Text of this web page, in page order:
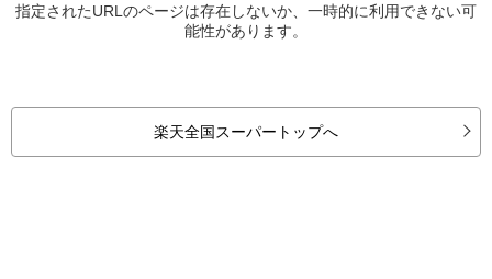
指定されたURLのページは存在しないか、一時的に利用できない可
能性があります。
楽天全国スーパートップへ